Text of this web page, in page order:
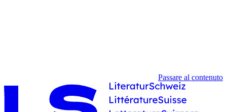
Passare al contenuto